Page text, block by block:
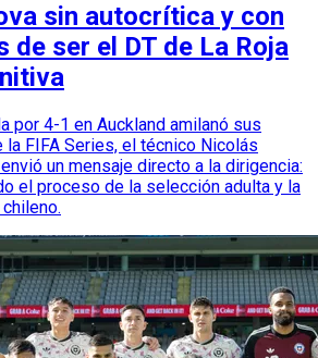
sin autocrítica y con
de ser el DT de La Roja
por 4-1 en Auckland amilanó sus
FIFA Series, el técnico Nicolás
un mensaje directo a la dirigencia:
el proceso de la selección adulta y la